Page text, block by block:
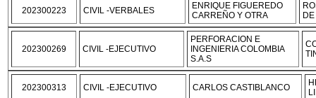
202300223 CIVIL -VERBALES
ENRIQUE FIGUEREDO
CARREÑO Y OTRA
202300269 CIVIL -EJECUTIVO
PERFORACION E
INGENIERIA COLOMBIA
S.A.S
202300313 CIVIL -EJECUTIVO CARLOS CASTIBLANCO